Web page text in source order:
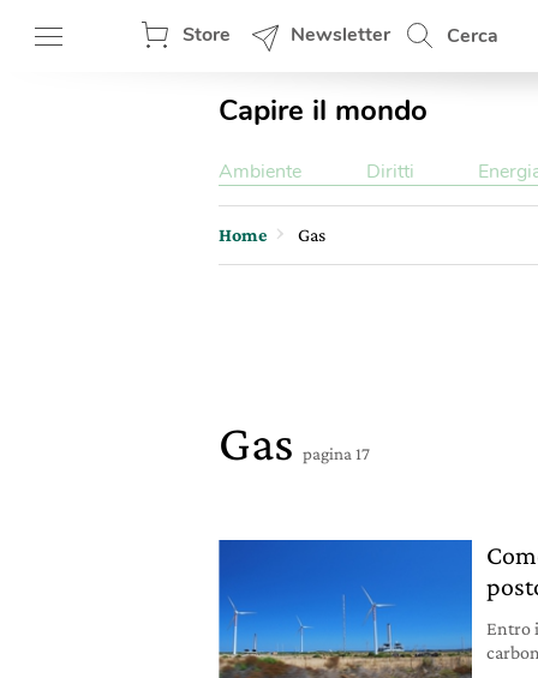
Store Newsletter Cerca
Capire il mondo
Ambiente Diritti
Home Gas
Gas pagina 17
Entro